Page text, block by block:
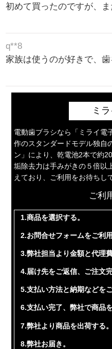
初めて買ったのですが、ま
q**8
家族は使うのが好きで、
ミ
電動歯ブラシなら「ミライ電
作のスタンダードモデル独自
ン」により、乾電池2本で約
垢除去力は手みがきの５倍以
えており、ご利用をお待ちし
ご利
1.商品を選択する。
2.お問合せフォームをご利用
3.弊社担当より金額と代理
4.届け先をご返信、ご注文完
5.支払い方法と納期などをご
6.支払い完了、弊社で商品を
7.弊社より商品を出荷する。
8.弊社お届き。